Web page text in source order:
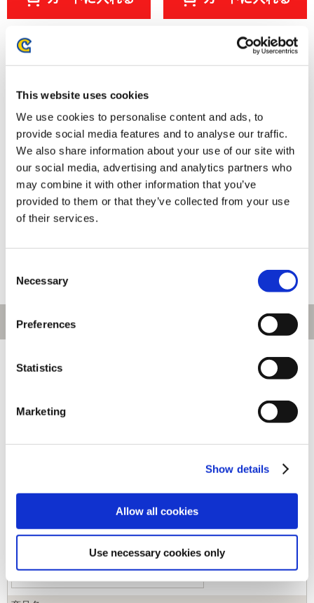
This website uses cookies
We use cookies to personalise content and ads, to
provide social media features and to analyse our traffic.
We also share information about your use of our site with
our social media, advertising and analytics partners who
may combine it with other information that you’ve
provided to them or that they’ve collected from your use
of their services.
Selection
Necessary
Preferences
Statistics
Marketing
Show details
Allow all cookies
Use necessary cookies only
モンスターハンター モンでふぉ
スープマグ プレーン
モンスターハンター モンでふぉ
カテゴリ
ジャンル